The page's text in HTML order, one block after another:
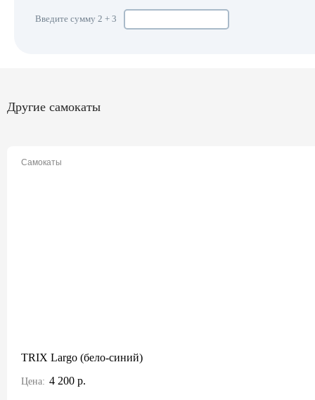
Введите сумму 2 + 3
Другие самокаты
Самокаты
TRIX Largo (бело-синий)
Цена: 4 200 р.